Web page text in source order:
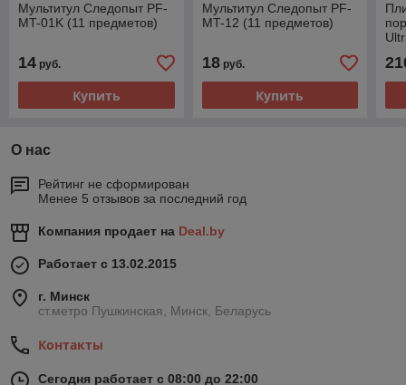
Мультитул Следопыт PF-
MT-01K (11 предметов)
14 руб.
Купить
Мультитул Следопыт PF-
MT-12 (11 предметов)
18руб.
Купить
О нас
Рейтинг не сформирован
Менее 5 отзывов за последний год
Компания продает на Deal.by
Работает с 13.02.2015
г. Минск
ст.метро Пушкинская, Минск, Беларусь
Контакты
Сегодня работает с 08:00 до 22:00